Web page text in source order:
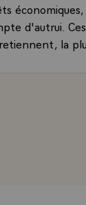
d'autrui.
la
nous
de libération qui
dans